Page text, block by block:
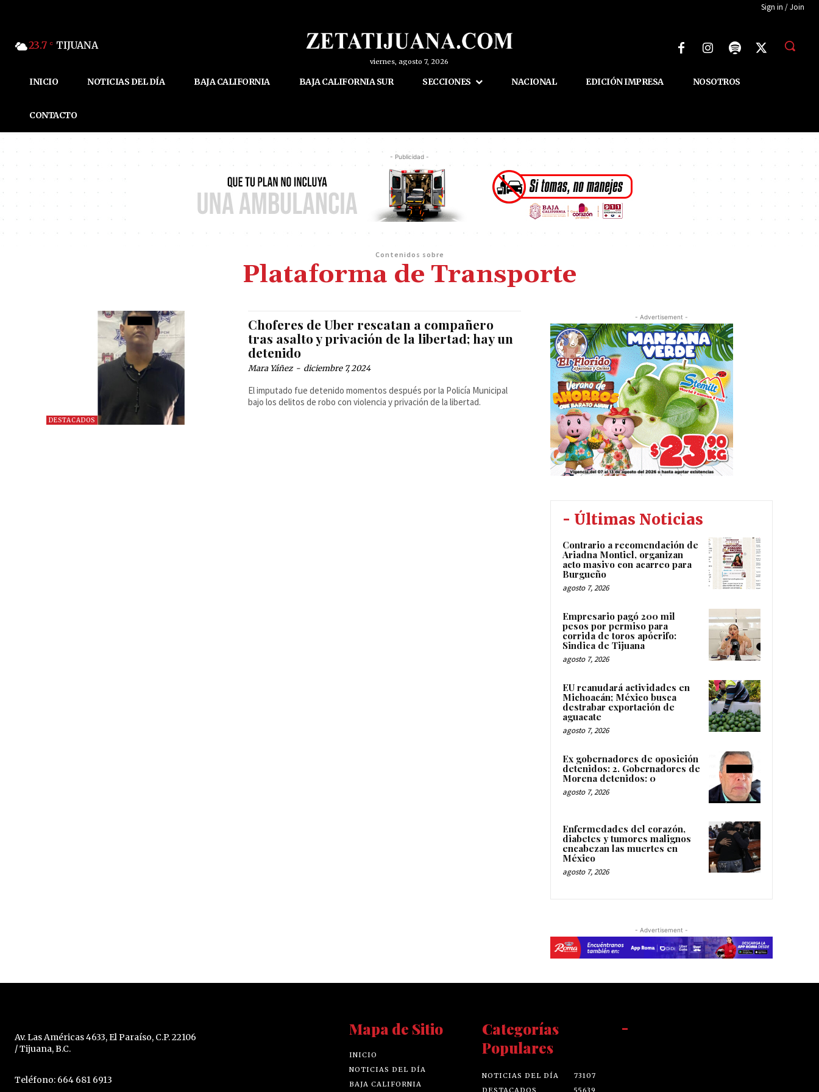
Sign in / Join
23.7 C TIJUANA
viernes, agosto 7, 2026
INICIO NOTICIAS DEL DÍA BAJA CALIFORNIA BAJA CALIFORNIA SUR SECCIONES NACIONAL EDICIÓN IMPRESA NOSOTROS
CONTACTO
- Publicidad -
Contenidos sobre
Plataforma de Transporte
DESTACADOS
Choferes de Uber rescatan a compañero
tras asalto y privación de la libertad; hay un
detenido
Mara Yáñez - diciembre 7, 2024
El imputado fue detenido momentos después por la Policía Municipal
bajo los delitos de robo con violencia y privación de la libertad.
- Advertisement -
- Últimas Noticias
Contrario a recomendación de
Ariadna Montiel, organizan
acto masivo con acarreo para
Burgueño
agosto 7, 2026
Empresario pagó 200 mil
pesos por permiso para
corrida de toros apócrifo:
Sindica de Tijuana
agosto 7, 2026
EU reanudará actividades en
Michoacán; México busca
destrabar exportación de
aguacate
agosto 7, 2026
Ex gobernadores de oposición
detenidos: 2. Gobernadores de
Morena detenidos: 0
agosto 7, 2026
Enfermedades del corazón,
diabetes y tumores malignos
encabezan las muertes en
México
agosto 7, 2026
- Advertisement -
Av. Las Américas 4633, El Paraíso, C.P. 22106
/ Tijuana, B.C.
Teléfono: 664 681 6913
Mapa de Sitio
INICIO
NOTICIAS DEL DÍA
BAJA CALIFORNIA
Categorías
Populares
NOTICIAS DEL DÍA
73107
-